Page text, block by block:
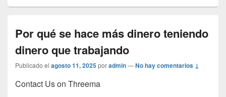
Por qué se hace más dinero teniendo
dinero que trabajando
Publicado el agosto 11, 2025poradmin—No hay comentarios ↓
Contact Us on Threema